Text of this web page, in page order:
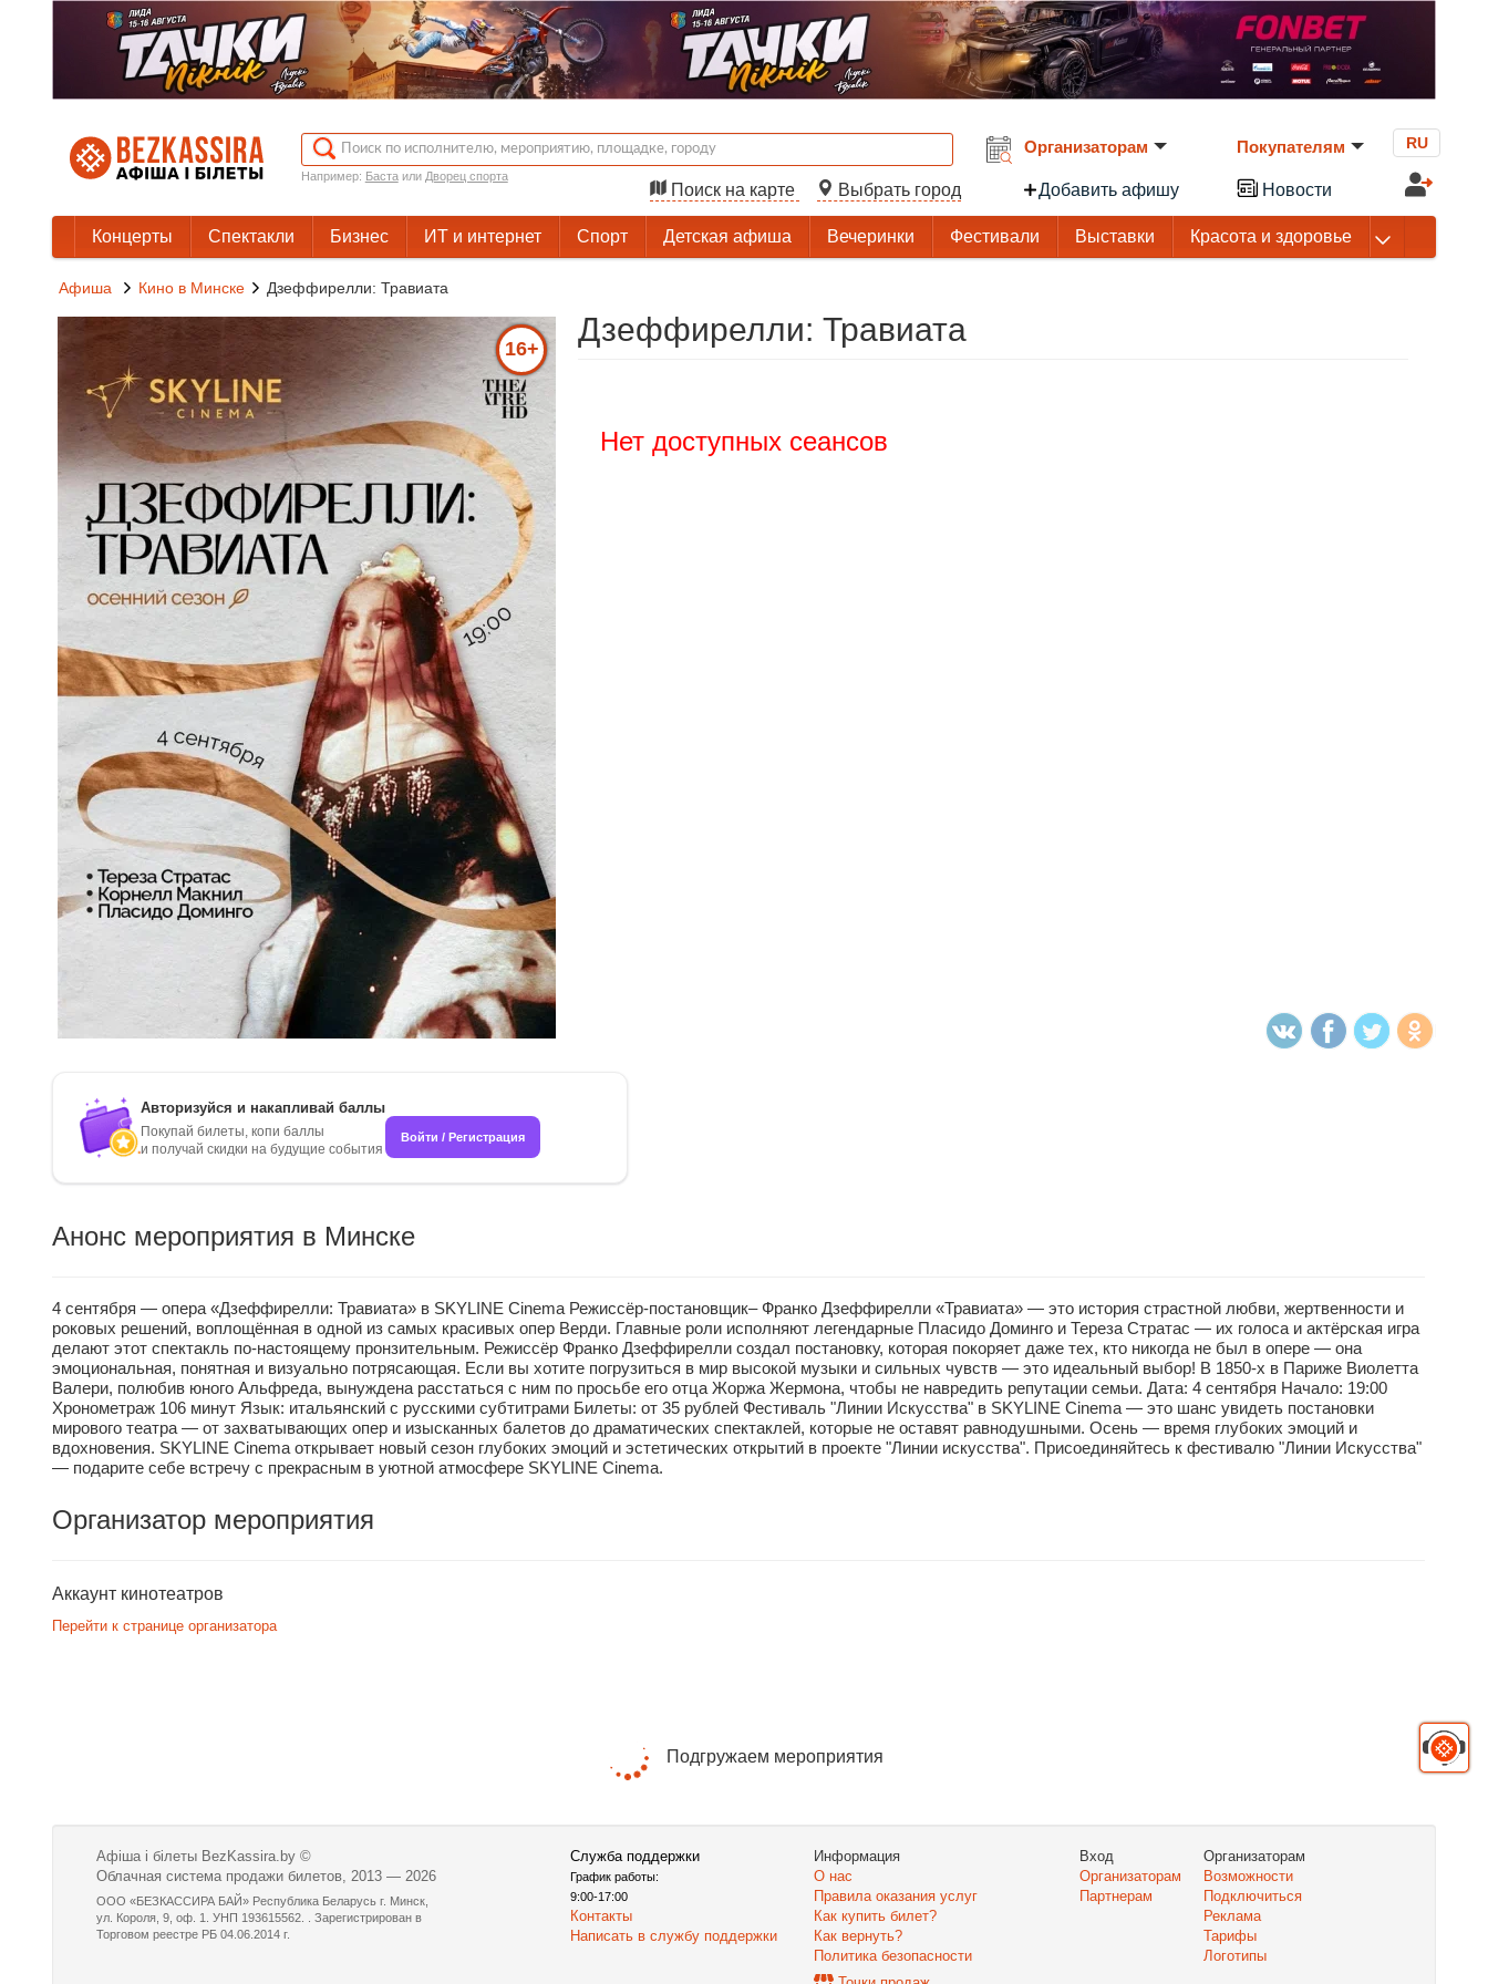
Например: Бастаили Дворец спорта
Поиск на карте Выбрать город
Организаторам
Добавить афишу
Покупателям
Новости
RU
Концерты Спектакли Бизнес ИТ и интернет Спорт Детская афиша Вечеринки Фестивали Выставки Красота и здоровье
Афиша Кино в Минске Дзеффирелли: Травиата
16+
Дзеффирелли: Травиата
Нет доступных сеансов
Авторизуйся и накапливай баллы
Покупай билеты, копи баллы
и получай скидки на будущие события
Войти / Регистрация
Анонс мероприятия в Минске
4 сентября — опера «Дзеффирелли: Травиата» в SKYLINE Cinema Режиссёр-постановщик– Франко Дзеффирелли «Травиата» — это история страстной любви, жертвенности и
роковых решений, воплощённая в одной из самых красивых опер Верди. Главные роли исполняют легендарные Пласидо Доминго и Тереза Стратас — их голоса и актёрская игра
делают этот спектакль по-настоящему пронзительным. Режиссёр Франко Дзеффирелли создал постановку, которая покоряет даже тех, кто никогда не был в опере — она
эмоциональная, понятная и визуально потрясающая. Если вы хотите погрузиться в мир высокой музыки и сильных чувств — это идеальный выбор! В 1850-х в Париже Виолетта
Валери, полюбив юного Альфреда, вынуждена расстаться с ним по просьбе его отца Жоржа Жермона, чтобы не навредить репутации семьи. Дата: 4 сентября Начало: 19:00
Хронометраж 106 минут Язык: итальянский с русскими субтитрами Билеты: от 35 рублей Фестиваль "Линии Искусства" в SKYLINE Cinema — это шанс увидеть постановки
мирового театра — от захватывающих опер и изысканных балетов до драматических спектаклей, которые не оставят равнодушными. Осень — время глубоких эмоций и
вдохновения. SKYLINE Cinema открывает новый сезон глубоких эмоций и эстетических открытий в проекте "Линии искусства". Присоединяйтесь к фестивалю "Линии Искусства"
— подарите себе встречу с прекрасным в уютной атмосфере SKYLINE Cinema.
Организатор мероприятия
Аккаунт кинотеатров
Перейти к странице организатора
Подгружаем мероприятия
Афіша і білеты BezKassira.by ©
Облачная система продажи билетов, 2013 — 2026
ООО «БЕЗКАССИРА БАЙ» Республика Беларусь г. Минск,
ул. Короля, 9, оф. 1. УНП 193615562. . Зарегистрирован в
Торговом реестре РБ 04.06.2014 г.
Служба поддержки
График работы:
9:00-17:00
Контакты
Написать в службу поддержки
Информация
О нас
Правила оказания услуг
Как купить билет?
Как вернуть?
Политика безопасности
Вход
Организаторам
Партнерам
Организаторам
Возможности
Подключиться
Реклама
Тарифы
Логотипы